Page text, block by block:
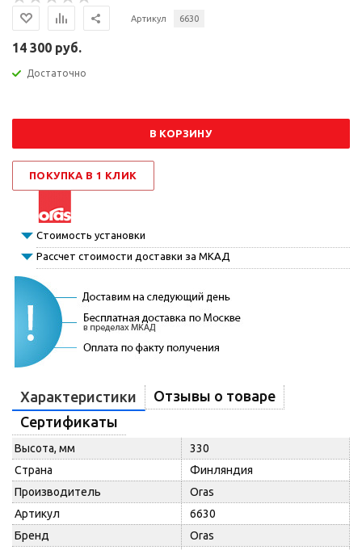
Артикул 6630
14 300 руб.
Достаточно
В КОРЗИНУ
ПОКУПКА В 1 КЛИК
Стоимость установки
Рассчет стоимости доставки за МКАД
Характеристики
Отзывы о товаре
Сертификаты
Высота, мм
330
Страна
Финляндия
Производитель
Oras
Артикул
6630
Бренд
Oras